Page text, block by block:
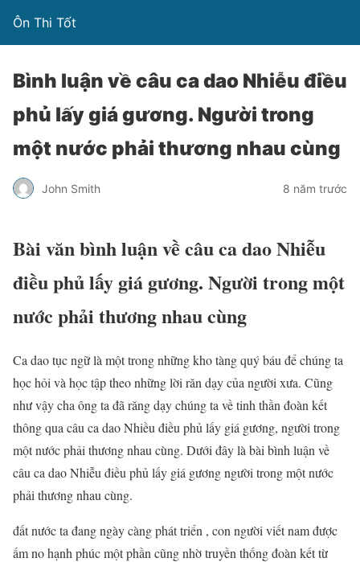
Ôn Thi Tốt
Bình luận về câu ca dao Nhiễu điều
phủ lấy giá gương. Người trong
một nước phải thương nhau cùng
John Smith 8 năm trước
Bài văn bình luận về câu ca dao Nhiễu
điều phủ lấy giá gương. Người trong một
nước phải thương nhau cùng
Ca dao tục ngữ là một trong những kho tàng quý báu để chúng ta
học hỏi và học tập theo những lời răn dạy của người xưa. Cũng
như vậy cha ông ta đã răng dạy chúng ta về tinh thần đoàn kết
thông qua câu ca dao Nhiều điều phủ lấy giá gương, người trong
một nước phải thương nhau cùng. Dưới đây là bài bình luận về
câu ca dao Nhiễu điều phủ lấy giá gương người trong một nước
phải thương nhau cùng.
đất nước ta đang ngày càng phát triển , con người viết nam được
ấm no hạnh phúc một phần cũng nhờ truyền thống đoàn kết từ